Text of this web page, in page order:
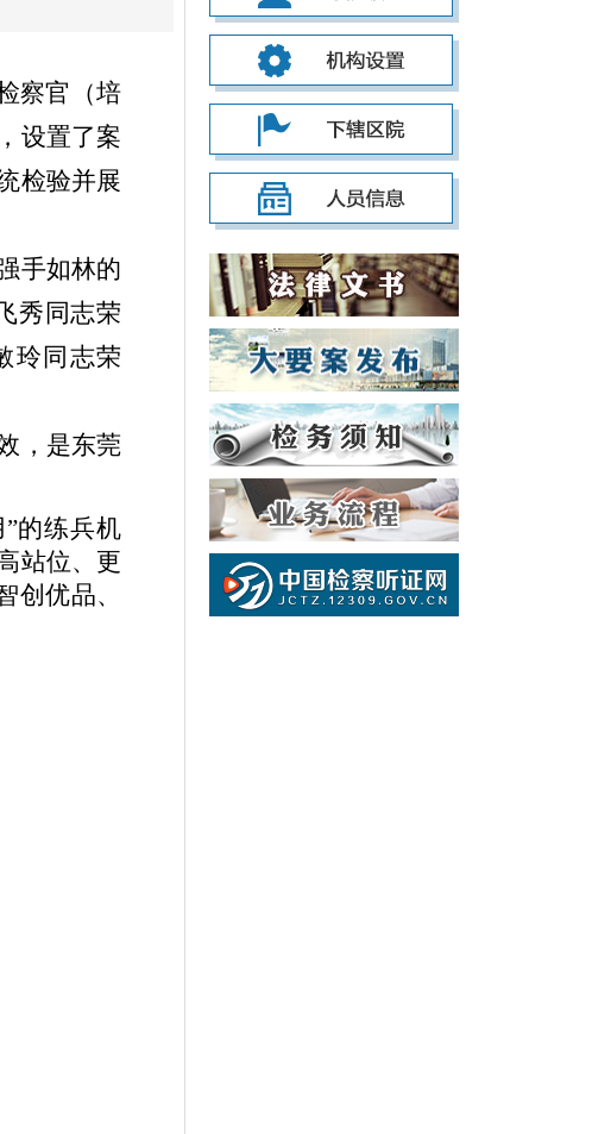
察官（培
设置了案
检验并展
手如林的
秀同志荣
玲同志荣
，是东莞
的练兵机
站位、更
优品、